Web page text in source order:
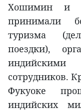
Хошимин и
принимали
туризма
поездки),
сотрудников.
Фукуоке
индийских